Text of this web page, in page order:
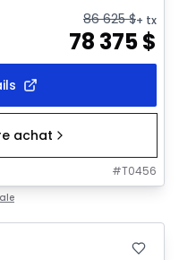
86 625$+ tx
78 375$
achat
#T0456